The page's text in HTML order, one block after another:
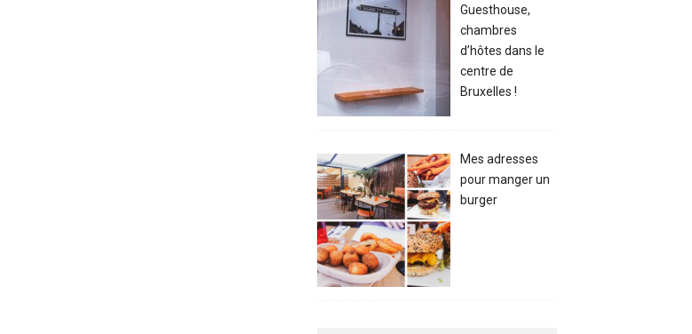
Guesthouse,
chambres
d’hôtes dans le
centre de
Bruxelles !
Mes adresses
pour manger un
burger